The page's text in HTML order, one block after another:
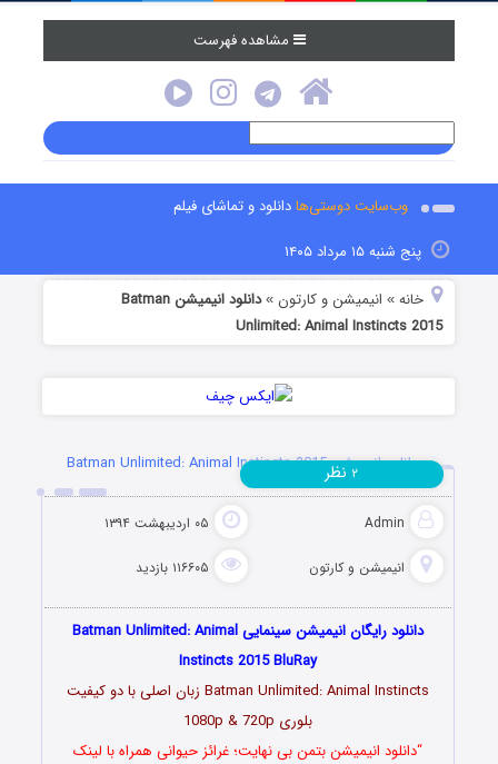
مشاهده فهرست
وب‌سایت دوستی‌هادانلود و تماشای فیلم
پنج شنبه ۱۵ مرداد ۱۴۰۵
خانه » انیمیشن و کارتون »
دانلود انیمیشن Batman
Unlimited: Animal Instincts 2015
دانلود انیمیشن Batman Unlimited: Animal Instincts 2015
Admin ۰۵ اردیبهشت ۱۳۹۴
انیمیشن و کارتون ۱۱۶۶۰۵ بازدید
۲ نظر
دانلود رایگان انیمیشن سینمایی Batman Unlimited: Animal
Instincts 2015 BluRay
Batman Unlimited: Animal Instincts زبان اصلی با دو کیفیت
بلوری 1080p & 720p
“دانلود انیمیشن بتمن بی نهایت؛ غرائز حیوانی همراه با لینک